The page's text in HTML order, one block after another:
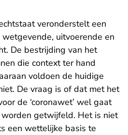
veronderstelt een
uitvoerende en
De bestrijding van het
die context ter hand
voldoen de huidige
De vraag is of dat met het
de ‘coronawet’ wel gaat
worden getwijfeld. Het is niet
een wettelijke basis te